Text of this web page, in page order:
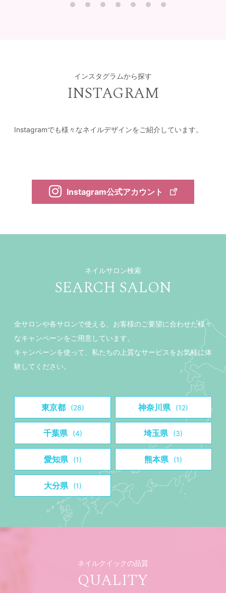
インスタグラムから探す
INSTAGRAM
Instagramでも様々なネイルデザインをご紹介しています。
Instagram公式アカウント
ネイルサロン検索
SEARCH SALON
全サロンや各サロンで使える、お客様のご要望に合わせた様々
なキャンペーンをご用意しています。
キャンペーンを使って、私たちの上質なサービスをお気軽に体
験してください。
東京都 (28) 神奈川県 (12)
千葉県 (4) 埼玉県 (3)
愛知県 (1) 熊本県 (1)
大分県 (1)
ネイルクイックの品質
QUALITY